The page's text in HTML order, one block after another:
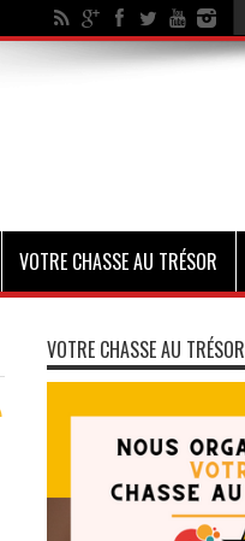
VOTRE CHASSE AU TRÉSOR
VOTRE CHASSE AU TRÉSOR